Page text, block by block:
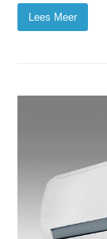
Lees Meer